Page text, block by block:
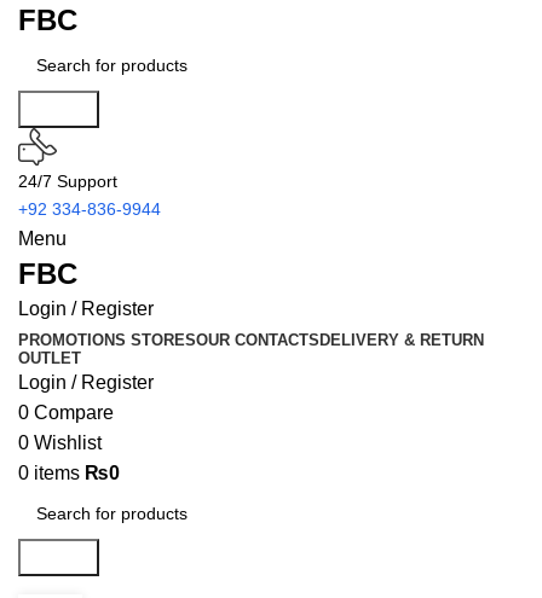
FBC
24/7 Support
+92 334-836-9944
Menu
FBC
Login / Register
PROMOTIONS STORESOUR CONTACTS DELIVERY & RETURN
OUTLET
Login / Register
0 Compare
0 Wishlist
0 items ₨0